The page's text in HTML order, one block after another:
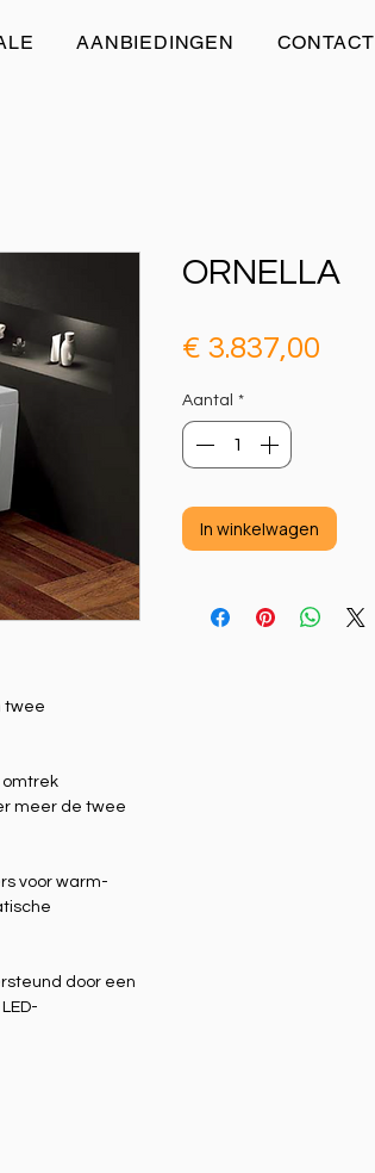
AANBIEDINGEN CONTACT
twee
omtrek
meer de twee
voor warm-
door een
ORNELLA
€ 3.837,00
Aantal *
In winkelwagen